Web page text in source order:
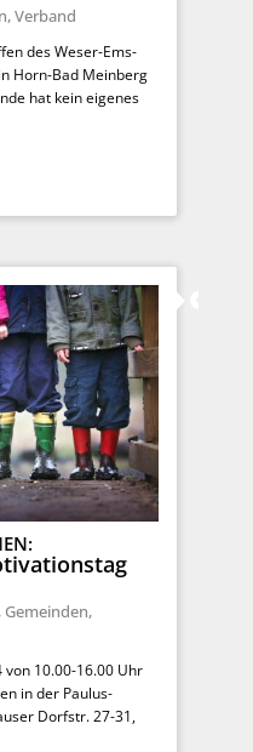
,Verband
des Weser-Ems-
Horn-Bad Meinberg
hat kein eigenes
, Gemeinden,
von 10.00-16.00 Uhr
in der Paulus-
Dorfstr. 27-31,